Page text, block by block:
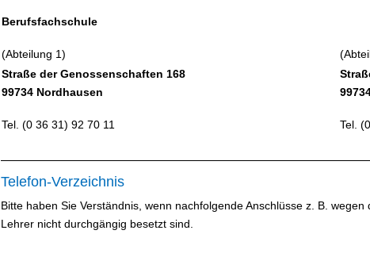
Berufsfachschule
(Abteilung 1)
Straße der Genossenschaften 168
99734 Nordhausen
Tel. (0 36 31) 92 70 11 Tel.
Telefon-Verzeichnis
Bitte haben Sie Verständnis, wenn nachfolgende Anschlüsse z. B.
Lehrer nicht durchgängig besetzt sind.